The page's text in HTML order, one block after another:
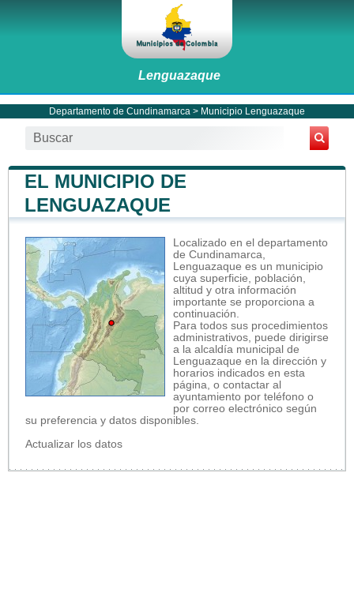
Lenguazaque
Departamento de Cundinamarca > Municipio Lenguazaque
EL MUNICIPIO DE
LENGUAZAQUE
Localizado en el departamento
de Cundinamarca,
Lenguazaque es un municipio
cuya superficie, población,
altitud y otra información
importante se proporciona a
continuación.
Para todos sus procedimientos
administrativos, puede dirigirse
a la alcaldía municipal de
Lenguazaque en la dirección y
horarios indicados en esta
página, o contactar al
ayuntamiento por teléfono o
por correo electrónico según
su preferencia y datos disponibles.
Actualizar los datos